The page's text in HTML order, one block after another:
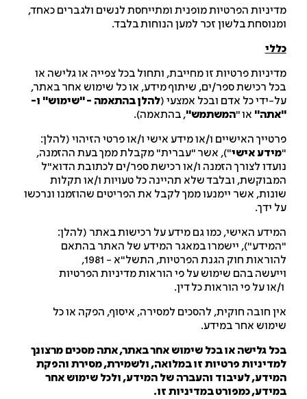
הפרטיות מופנית ומתייחסת לנשים ולגברים כאחד,
בלשון זכר למען הנוחות בלבד.
פרטיות זו מחייבת, ותחול בכל צפייה או גלישה או
רכישת ספר/ים, שיתוף מידע, או כל שימוש אחר באתר,
ידי כל אדם ובכל אמצעי (להלן בהתאמה - "שימוש" ו-
או "המשתמש", בהתאמה).
האישיים ו/או מידע אישי ו/או פרטי הזיהוי (להלן:
אישי"), אשר "עברית" מקבלת ממך בעת ההזמנה,
לצורך הזמנה ו/או רכישת ספר/ים לכתובת הדוא"ל
ובלבד שלא תהיינה כל טעויות ו/או תקלות
אשר יימנעו ממך לקבל את הפריטים שהוזמנו ונרכשו
ידך.
האישי, כמו גם מידע על רכישות באתר (להלן:
יישמרו במאגר המידע של האתר בהתאם
חוק הגנת הפרטיות, התשל"א - 1981,
בהם שימוש על פי הוראות מדיניות הפרטיות
על פי הוראות כל דין.
חובה חוקית, להסכים למסירה, איסוף, הפקה או כל
אחר במידע.
גלישה או בכל שימוש אחר באתר, אתה מסכים מרצונך
פרטיות זו במלואה, ולשמירת, מסירת והפקת
לעיבוד והעברה של המידע, ולכל שימוש אחר
כמפורט במדיניות זו.